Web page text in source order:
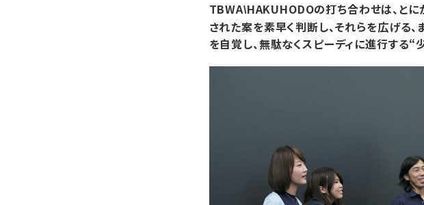
TBWA\HAKUHODOの打ち合わせは、とに
された案を素早く判断し、それらを広げる
を自覚し、無駄なくスピーディに進行する